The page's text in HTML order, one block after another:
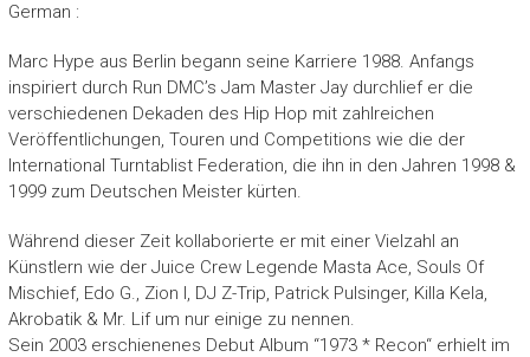
German :
Marc Hype aus Berlin begann seine Karriere 1988. Anfangs
inspiriert durch Run DMC’s Jam Master Jay durchlief er die
verschiedenen Dekaden des Hip Hop mit zahlreichen
Veröffentlichungen, Touren und Competitions wie die der
International Turntablist Federation, die ihn in den Jahren 1998 &
1999 zum Deutschen Meister kürten.
Während dieser Zeit kollaborierte er mit einer Vielzahl an
Künstlern wie der Juice Crew Legende Masta Ace, Souls Of
Mischief, Edo G., Zion I, DJ Z-Trip, Patrick Pulsinger, Killa Kela,
Akrobatik & Mr. Lif um nur einige zu nennen.
Sein 2003 erschienenes Debut Album “1973 * Recon“ erhielt im